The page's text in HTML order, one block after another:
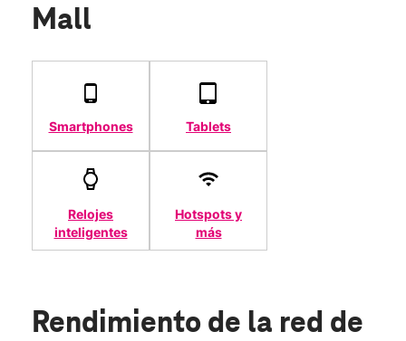
Mall
Smartphones Tablets
Relojes
inteligentes
Hotspots y
más
Rendimiento de la red de